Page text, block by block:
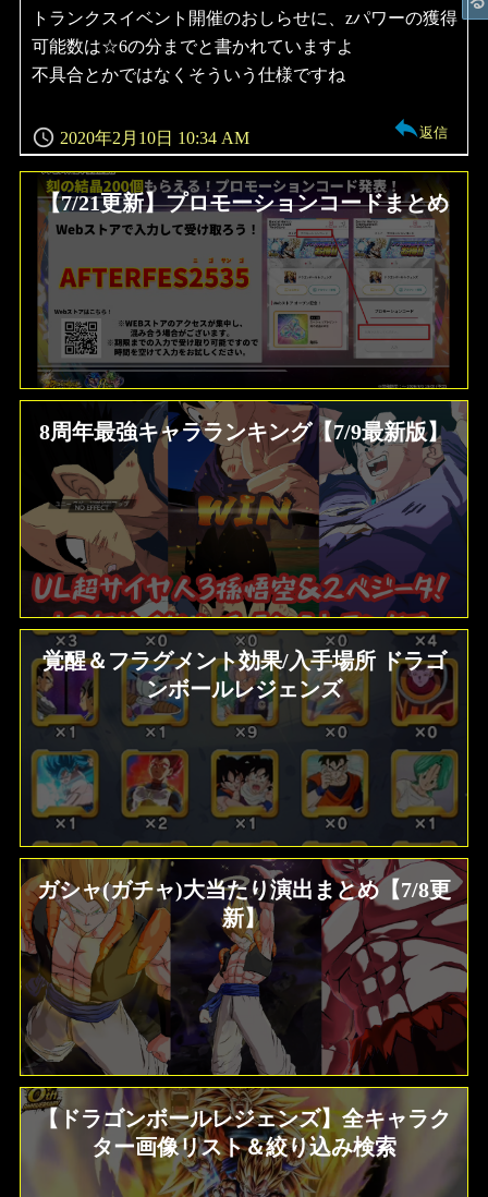
り:
2020年2月10日 10:34 AM
トランクスイベント開催のおしらせに、zパワーの獲得
可能数は☆6の分までと書かれていますよ
不具合とかではなくそういう仕様ですね
返信
【7/21更新】プロモーションコードまとめ
8周年最強キャラランキング【7/9最新版】
覚醒＆フラグメント効果/入手場所 ドラゴ
ンボールレジェンズ
ガシャ(ガチャ)大当たり演出まとめ【7/8更
新】
【ドラゴンボールレジェンズ】全キャラク
ター画像リスト＆絞り込み検索